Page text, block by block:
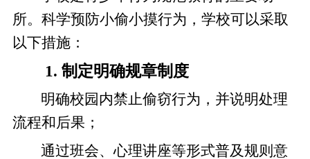
所。科学预防小偷小摸行为，学校可以采取
以下措施：
1. 制定明确规章制度
明确校园内禁止偷窃行为，并说明处理
流程和后果；
通过班会、心理讲座等形式普及规则意